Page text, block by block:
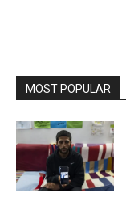
MOST POPULAR